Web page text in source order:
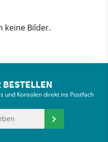
keine Bilder.
BESTELLEN
und Konsolen direkt ins Postfach